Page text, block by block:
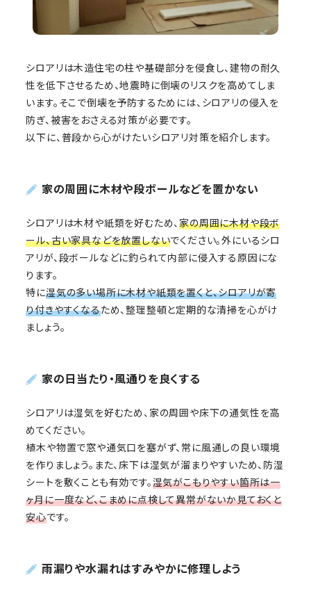
シロアリは木造住宅の柱や基礎部分を侵食し、建物の耐久
性を低下させるため、地震時に倒壊のリスクを高めてしま
います。そこで倒壊を予防するためには、シロアリの侵入を
防ぎ、被害をおさえる対策が必要です。
以下に、普段から心がけたいシロアリ対策を紹介します。
家の周囲に木材や段ボールなどを置かない
シロアリは木材や紙類を好むため、家の周囲に木材や段ボ
ール、古い家具などを放置しないでください。外にいるシロ
アリが、段ボールなどに釣られて内部に侵入する原因にな
ります。
特に湿気の多い場所に木材や紙類を置くと、シロアリが寄
り付きやすくなるため、整理整頓と定期的な清掃を心がけ
ましょう。
家の日当たり・風通りを良くする
シロアリは湿気を好むため、家の周囲や床下の通気性を高
めてください。
植木や物置で窓や通気口を塞がず、常に風通しの良い環境
を作りましょう。また、床下は湿気が溜まりやすいため、防湿
シートを敷くことも有効です。湿気がこもりやすい箇所は一
ヶ月に一度など、こまめに点検して異常がないか見ておくと
安心です。
雨漏りや水漏れはすみやかに修理しよう